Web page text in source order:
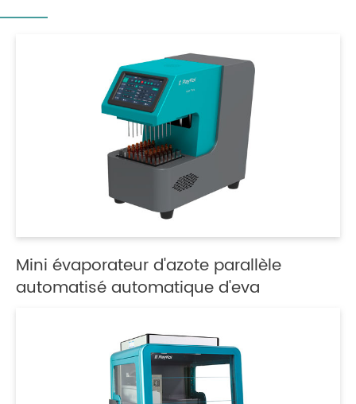
Mini évaporateur d'azote parallèle
automatisé automatique d'eva